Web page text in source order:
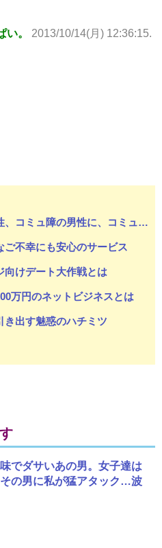
。
2013/10/14(月) 12:36:15.
の男性に、コミュ力向上セラピー講座
不幸にも安心のサービス
向けデート大作戦とは
万円のネットビジネスとは
き出す魅惑のハチミツ
味でダサいあの男。女子達は
の男に私が猛アタック…波